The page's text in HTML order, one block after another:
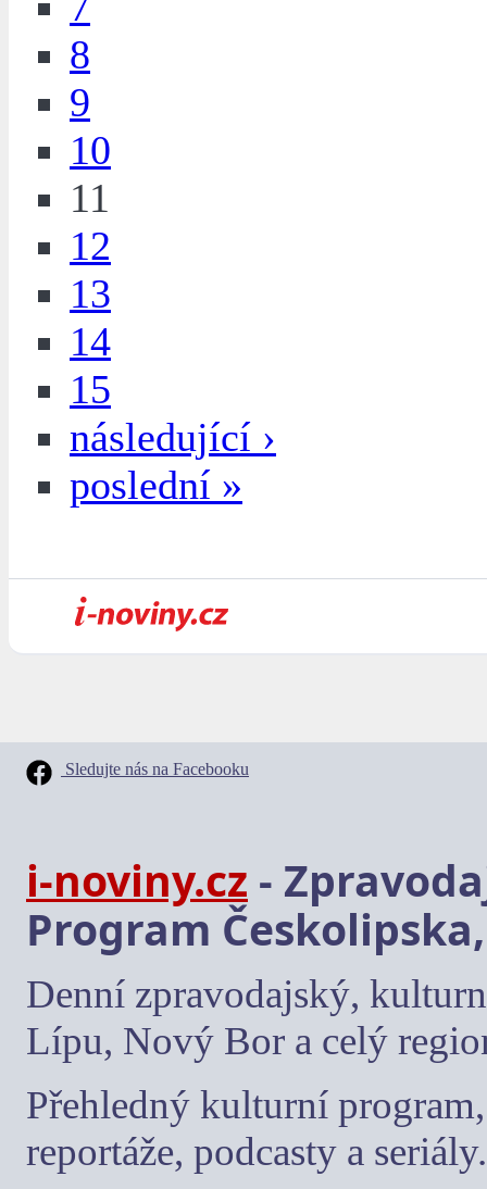
8
9
10
11
12
13
14
15
následující ›
poslední »
Sledujte nás na Facebooku
i-noviny.cz -
Program
Denní zpravodajský,
Lípu, Nový Bor a celý
Přehledný kulturní
reportáže, podcasty a seriály.